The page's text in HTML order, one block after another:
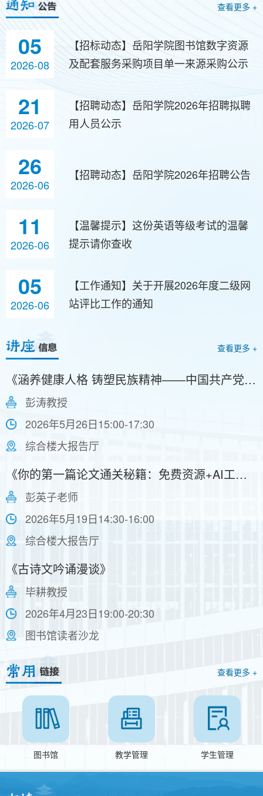
查看更多 +
05
2026-08
【招标动态】岳阳学院图书馆数字资源
及配套服务采购项目单一来源采购公示
21
2026-07
【招聘动态】岳阳学院2026年招聘拟聘
用人员公示
26
2026-06
【招聘动态】岳阳学院2026年招聘公告
11
2026-06
【温馨提示】这份英语等级考试的温馨
提示请你查收
05
2026-06
【工作通知】关于开展2026年度二级网
站评比工作的通知
查看更多 +
《涵养健康人格 铸塑民族精神——中国共产党精神谱系的影像书写》
彭涛教授
2026年5月26日15:00-17:30
综合楼大报告厅
《你的第一篇论文通关秘籍：免费资源+AI工具手把手教学》
彭英子老师
2026年5月19日14:30-16:00
综合楼大报告厅
《古诗文吟诵漫谈》
毕耕教授
2026年4月23日19:00-20:30
图书馆读者沙龙
查看更多 +
图书馆 教学管理 学生管理